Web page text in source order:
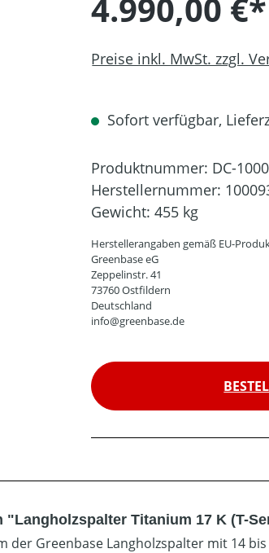
4.990,00 €*
Preise inkl. MwSt. zzgl.
Sofort verfügbar,
Produktnummer: DC-
Herstellernummer:
Gewicht: 455 kg
Herstellerangaben gemäß EU-
Greenbase eG
Zeppelinstr. 41
73760 Ostfildern
Deutschland
info@greenbase.de
Titanium 17 K (T-
der Greenbase Langholzspalter mit 14